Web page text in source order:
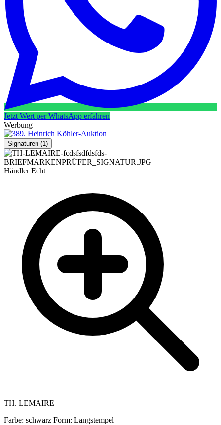
Jetzt Wert per WhatsApp erfahren
Werbung
Signaturen (1)
HändlerEcht
TH. LEMAIRE
Farbe: schwarz Form: Langstempel